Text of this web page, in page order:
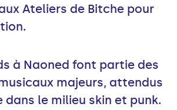
Ateliers de Bitche pour
à Naoned font partie des
majeurs, attendus
dans le milieu skin et punk.